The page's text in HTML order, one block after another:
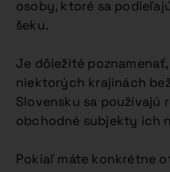
osoby, ktoré sa
šeku.
Je dôležité
niektorých krajinách
Slovensku sa používajú
obchodné subjekty ich
Pokiaľ máte konkrétne